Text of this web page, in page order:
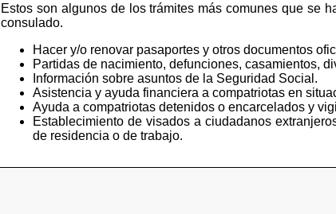
Estos son algunos de los trámites más comunes que se
consulado.
Hacer y/o renovar pasaportes y otros documentos
Partidas de nacimiento, defunciones, casamientos,
Información sobre asuntos de la Seguridad Social.
Asistencia y ayuda financiera a compatriotas en
Ayuda a compatriotas detenidos o encarcelados y
Establecimiento de visados a ciudadanos
de residencia o de trabajo.